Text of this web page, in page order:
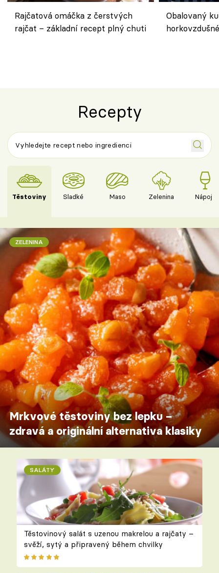
Rajčatová omáčka z čerstvých
rajčat – základní recept plný chuti
Obalovaný
Recepty
Těstoviny Sladké Maso Zelenina Nápoje
ZELENINA
Mrkvové těstoviny bez lepku –
zdravá a originální alternativa klasiky
SALÁTY
Těstovinový salát s uzenou makrelou a rajčaty –
svěží, sytý a připravený během chvilky